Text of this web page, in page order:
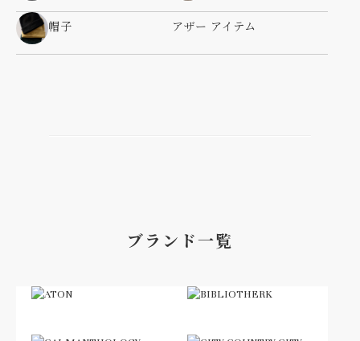
帽子 アザー アイテム
ブランド一覧